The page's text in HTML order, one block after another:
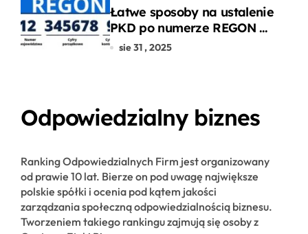
Łatwe sposoby na ustalenie
PKD po numerze REGON w
kilku prostych krokach
sie 31 , 2025
Odpowiedzialny biznes
Ranking Odpowiedzialnych Firm jest organizowany
od prawie 10 lat. Bierze on pod uwagę największe
polskie spółki i ocenia pod kątem jakości
zarządzania społeczną odpowiedzialnością biznesu.
Tworzeniem takiego rankingu zajmują się osoby z